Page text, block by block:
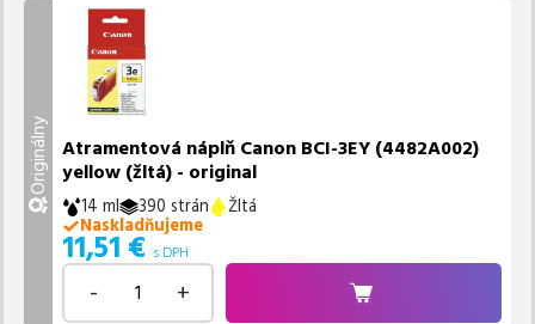
Originálny Atramentová náplň Canon BCI-3EY (4482A002)
yellow (žltá) - original
14 ml 390 strán
Žltá
Naskladňujeme
11,51 € s DPH
- +